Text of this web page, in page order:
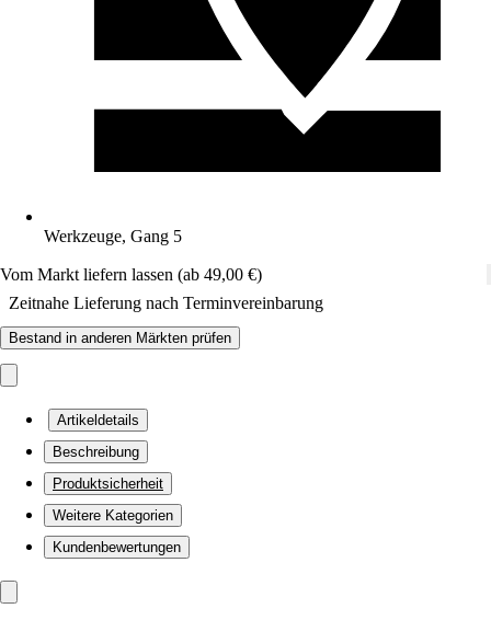
Werkzeuge, Gang 5
Vom Markt liefern lassen (ab 49,00 €)
Zeitnahe Lieferung nach Terminvereinbarung
Bestand in anderen Märkten prüfen
Artikeldetails
Beschreibung
Produktsicherheit
Weitere Kategorien
Kundenbewertungen